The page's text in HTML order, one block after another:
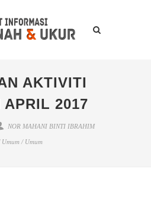
AKTIVITI
APRIL 2017
NOR MAHANI BINTI IBRAHIM
Umum / Umum